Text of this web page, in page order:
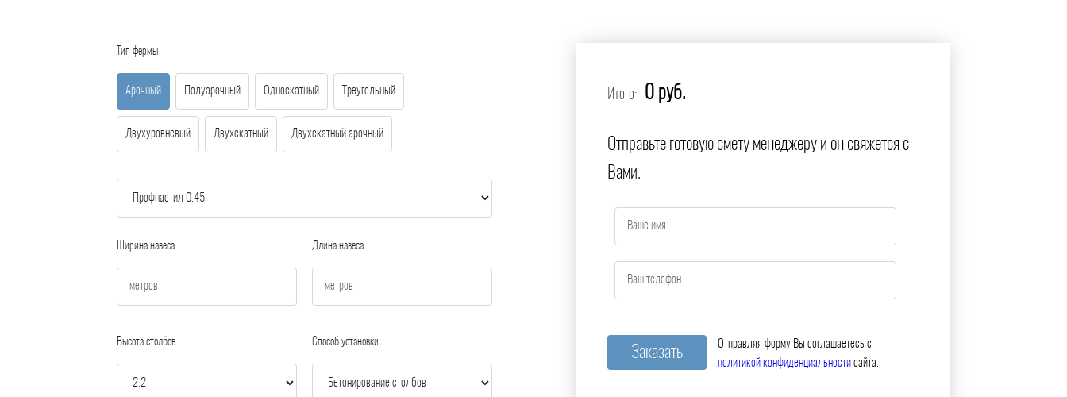
Тип фермы
Арочный Полуарочный Односкатный Треугольный
Двухуровневый Двухскатный Двухскатный арочный
Ширина навеса Длина навеса
Высота столбов Способ установки
Итого: 0 руб.
Отправьте готовую смету менеджеру и он свяжется с
Вами.
Отправляя форму Вы соглашаетесь с
политикой конфиденциальностисайта.